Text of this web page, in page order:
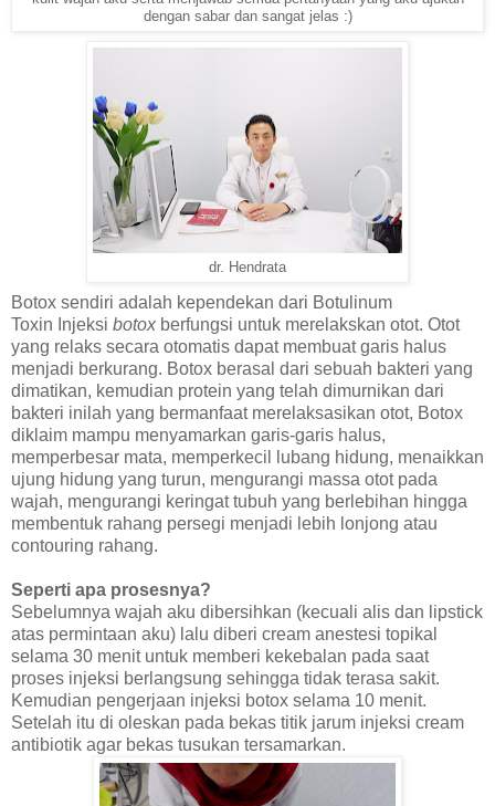
dengan sabar dan sangat jelas :)
dr. Hendrata
Botox sendiri adalah kependekan dari Botulinum
Toxin Injeksi botox berfungsi untuk merelakskan otot. Otot
yang relaks secara otomatis dapat membuat garis halus
menjadi berkurang. Botox berasal dari sebuah bakteri yang
dimatikan, kemudian protein yang telah dimurnikan dari
bakteri inilah yang bermanfaat merelaksasikan otot, Botox
diklaim mampu menyamarkan garis-garis halus,
memperbesar mata, memperkecil lubang hidung, menaikkan
ujung hidung yang turun, mengurangi massa otot pada
wajah, mengurangi keringat tubuh yang berlebihan hingga
membentuk rahang persegi menjadi lebih lonjong atau
contouring rahang.
Seperti apa prosesnya?
Sebelumnya wajah aku dibersihkan (kecuali alis dan lipstick
atas permintaan aku) lalu diberi cream anestesi topikal
selama 30 menit untuk memberi kekebalan pada saat
proses injeksi berlangsung sehingga tidak terasa sakit.
Kemudian pengerjaan injeksi botox selama 10 menit.
Setelah itu di oleskan pada bekas titik jarum injeksi cream
antibiotik agar bekas tusukan tersamarkan.